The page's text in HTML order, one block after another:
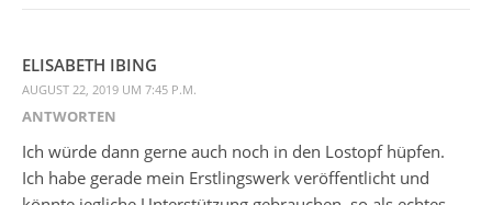
ELISABETH IBING
AUGUST 22, 2019 UM 7:45 P.M.
ANTWORTEN
Ich würde dann gerne auch noch in den Lostopf hüpfen.
Ich habe gerade mein Erstlingswerk veröffentlicht und